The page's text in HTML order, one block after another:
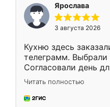
Ярослава
3 августа 2026
Кухню здесь
телеграмм.
Согласовали день
недели кухня была
довольны работой.
мебель за
Читать полностью